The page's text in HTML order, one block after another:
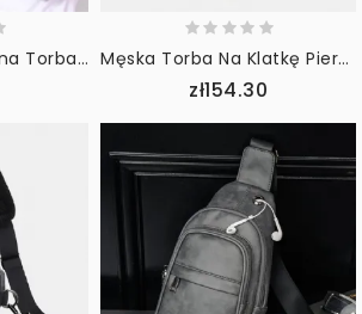
Męska Wodoodporna Torba Z Wieloma Kieszeniami W Kamuflażu Na Zewnątrz W Klatce Piersiowej Torba Na Pasek Męska Torba Na Klatkę Piersiową W Stylu Vintage Usb Z Wieloma Kieszeniami Odporna Na Zużycie Torba Na Ramię O Dużej Pojemności
zł154.30